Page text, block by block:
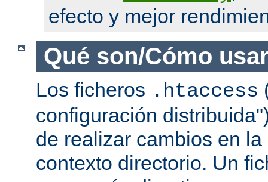
efecto y mejor
Qué son/Cómo
Los ficheros .htaccess
configuración
de realizar cambios en
contexto directorio. Un